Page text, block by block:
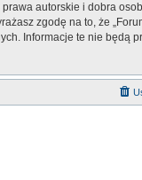
autorskie i dobra
zgodę na to, że
Informacje te nie będą